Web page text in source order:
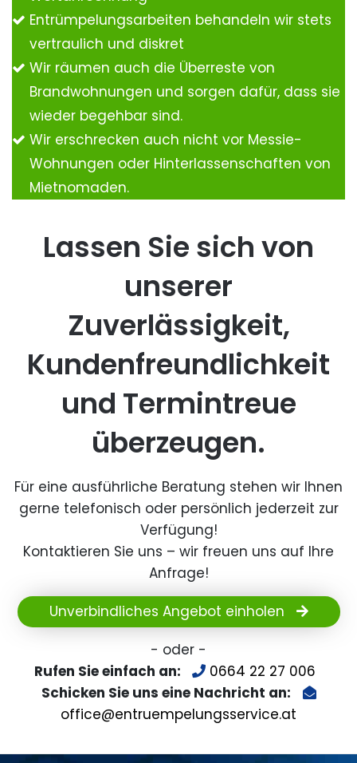
Entrümpelungsarbeiten behandeln wir stets
vertraulich und diskret
Wir räumen auch die Überreste von
Brandwohnungen und sorgen dafür, dass sie
wieder begehbar sind.
Wir erschrecken auch nicht vor Messie-
Wohnungen oder Hinterlassenschaften von
Mietnomaden.
Lassen Sie sich von
unserer
Zuverlässigkeit,
Kundenfreundlichkeit
und Termintreue
überzeugen.
Für eine ausführliche Beratung stehen wir Ihnen
gerne telefonisch oder persönlich jederzeit zur
Verfügung!
Kontaktieren Sie uns – wir freuen uns auf Ihre
Anfrage!
Unverbindliches Angebot einholen
- oder -
Rufen Sie einfach an:
0664 22 27 006
Schicken Sie uns eine Nachricht an:
office@entruempelungsservice.at